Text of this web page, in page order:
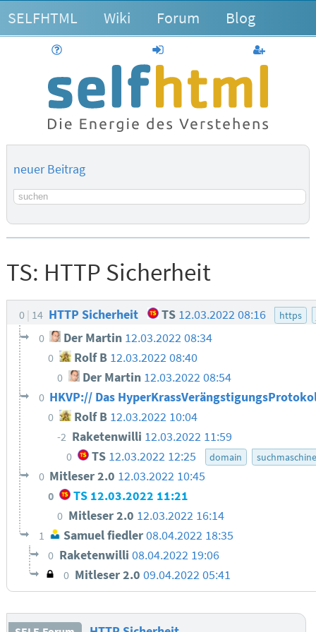
SELFHTML Wiki Forum Blog
anmelden
neuer Beitrag
Suchbegriff
TS: HTTP Sicherheit
0 14 HTTP Sicherheit TS 12.03.2022 08:16 https
0 Der Martin 12.03.2022 08:34
0 Rolf B 12.03.2022 08:40
0 Der Martin 12.03.2022 08:54
0 HKVP:// Das
0 Rolf B 12.03.2022 10:04
-2 Raketenwilli 12.03.2022 11:59
0 TS 12.03.2022 12:25 domain
0 Mitleser 2.0 12.03.2022 10:45
0 TS 12.03.2022 11:21
0 Mitleser 2.0 12.03.2022 16:14
1 Samuel fiedler08.04.2022 18:35
0 Raketenwilli 08.04.2022 19:06
0 Mitleser 2.0 09.04.2022 05:41